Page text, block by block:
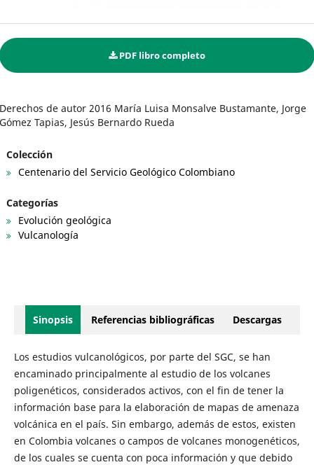
PDF libro completo
Derechos de autor 2016 María Luisa Monsalve Bustamante, Jorge
Gómez Tapias, Jesús Bernardo Rueda
Colección
Centenario del Servicio Geológico Colombiano
Categorías
Evolución geológica
Vulcanología
Sinopsis Referencias bibliográficas Descargas
Los estudios vulcanológicos, por parte del SGC, se han
encaminado principalmente al estudio de los volcanes
poligenéticos, considerados activos, con el fin de tener la
información base para la elaboración de mapas de amenaza
volcánica en el país. Sin embargo, además de estos, existen
en Colombia volcanes o campos de volcanes monogenéticos,
de los cuales se cuenta con poca información y que debido